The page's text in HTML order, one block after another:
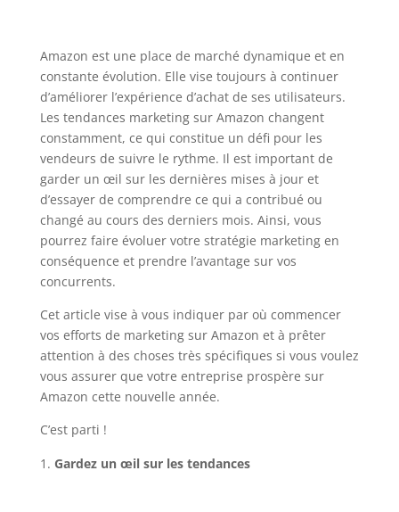
Amazon est une place de marché dynamique et en
constante évolution. Elle vise toujours à continuer
d’améliorer l’expérience d’achat de ses utilisateurs.
Les tendances marketing sur Amazon changent
constamment, ce qui constitue un défi pour les
vendeurs de suivre le rythme. Il est important de
garder un œil sur les dernières mises à jour et
d’essayer de comprendre ce qui a contribué ou
changé au cours des derniers mois. Ainsi, vous
pourrez faire évoluer votre stratégie marketing en
conséquence et prendre l’avantage sur vos
concurrents.
Cet article vise à vous indiquer par où commencer
vos efforts de marketing sur Amazon et à prêter
attention à des choses très spécifiques si vous voulez
vous assurer que votre entreprise prospère sur
Amazon cette nouvelle année.
C’est parti !
Gardez un œil sur les tendances